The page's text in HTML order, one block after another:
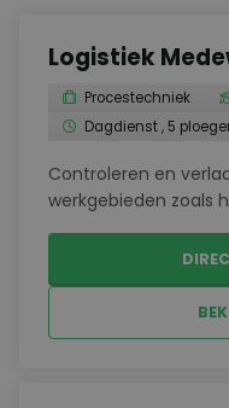
Logistiek
Procestechniek
Dagdienst , 5
Controleren en
werkgebieden zoals
havens.Zorgdragen
en uitgifte van
staal.Veilig en snel